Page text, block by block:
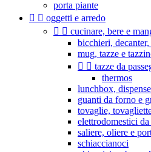
porta piante
  oggetti e arredo
  cucinare, bere e
bicchieri,
mug, tazze e
  tazze da
thermos
lunchbox,
guanti da forno e
tovaglie,
elettrodomestici
saliere, oliere e
schiaccianoci